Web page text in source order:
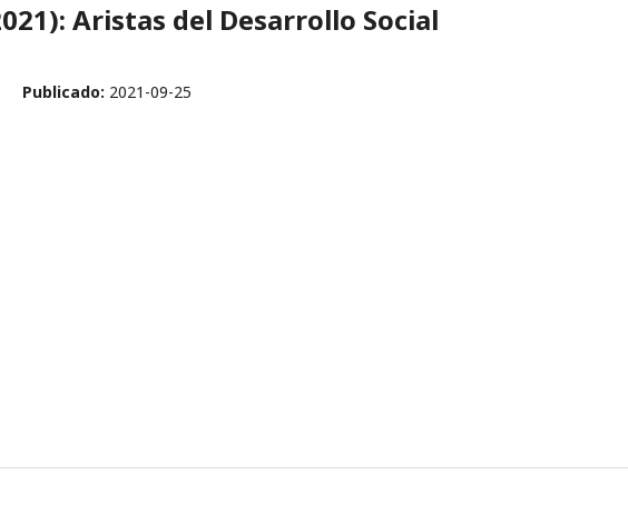
Aristas del Desarrollo Social
Publicado: 2021-09-25